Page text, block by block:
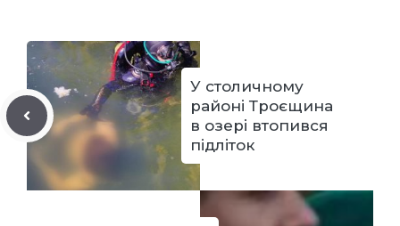
У столичному
районі Троєщина
в озері втопився
підліток